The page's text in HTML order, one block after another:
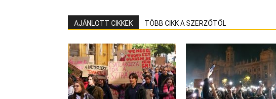
AJÁNLOTT CIKKEK TÖBB CIKK A SZERZŐTŐL